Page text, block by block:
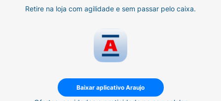
Retire na loja com agilidade e sem passar pelo caixa.
Baixar aplicativo Araujo